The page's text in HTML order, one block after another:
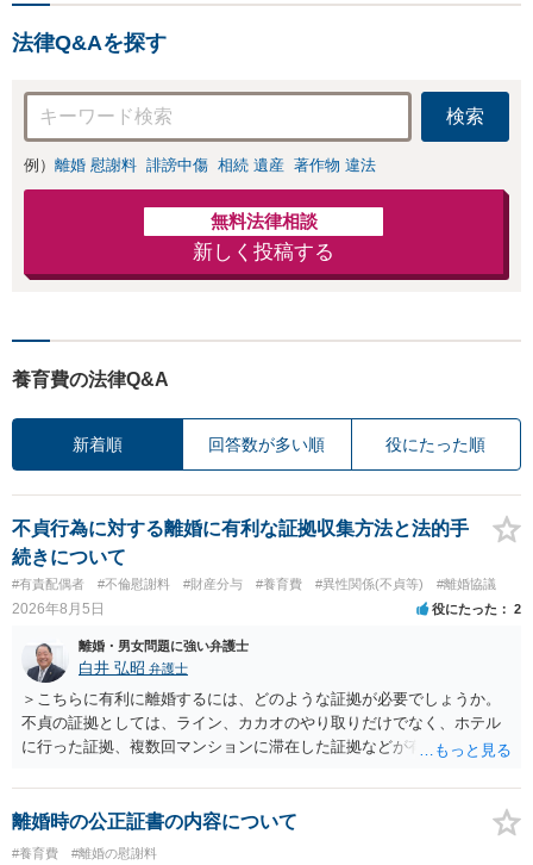
法律Q&Aを探す
検索
例） 離婚 慰謝料 誹謗中傷 相続 遺産 著作物 違法
無料法律相談
新しく投稿する
養育費の法律Q&A
新着順 回答数が多い順 役にたった順
不貞行為に対する離婚に有利な証拠収集方法と法的手
続きについて
#有責配偶者 #不倫慰謝料 #財産分与 #養育費 #異性関係(不貞等) #離婚協議
2026年8月5日 役にたった 2
離婚・男女問題に強い弁護士
白井 弘昭 弁護士
＞こちらに有利に離婚するには、どのような証拠が必要でしょうか。
不貞の証拠としては、ライン、カカオのやり取りだけでなく、ホテル
に行った証拠、複数回マンションに滞在した証拠などが有効です。 不
婚する、慰謝料をとるなど）ことができると思われます。 ただし、不
貞発覚後、長期間同居を続けると、不貞を許したとの評価につながる
離婚時の公正証書の内容について
#養育費 #離婚の慰謝料